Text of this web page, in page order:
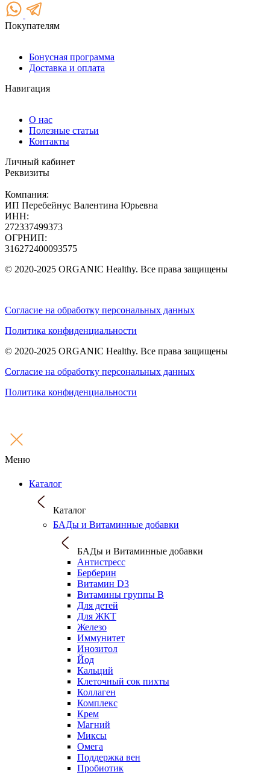
Покупателям
Бонусная программа
Доставка и оплата
Навигация
О нас
Полезные статьи
Контакты
Личный кабинет
Реквизиты
Компания:
ИП Перебейнус Валентина Юрьевна
ИНН:
272337499373
ОГРНИП:
316272400093575
© 2020-2025 ORGANIC Healthy. Все права защищены
Согласие на обработку персональных данных
Политика конфиденциальности
© 2020-2025 ORGANIC Healthy. Все права защищены
Согласие на обработку персональных данных
Политика конфиденциальности
Меню
Каталог
Каталог
БАДы и Витаминные добавки
БАДы и Витаминные добавки
Антистресс
Берберин
Витамин D3
Витамины группы B
Для детей
Для ЖКТ
Железо
Иммунитет
Инозитол
Йод
Кальций
Клеточный сок пихты
Коллаген
Комплекс
Крем
Магний
Миксы
Омега
Поддержка вен
Пробиотик